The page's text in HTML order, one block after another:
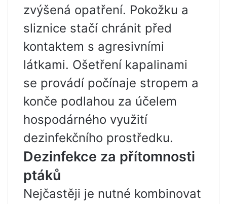
zvýšená opatření. Pokožku a
sliznice stačí chránit před
kontaktem s agresivními
látkami. Ošetření kapalinami
se provádí počínaje stropem a
konče podlahou za účelem
hospodárného využití
dezinfekčního prostředku.
Dezinfekce za přítomnosti
ptáků
Nejčastěji je nutné kombinovat